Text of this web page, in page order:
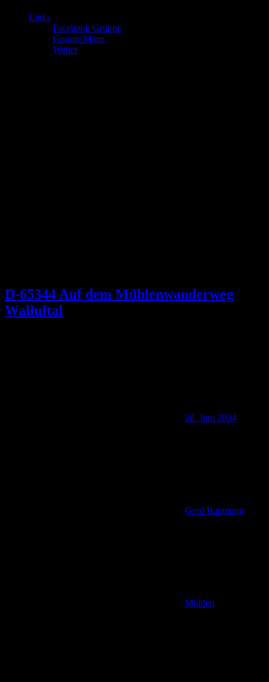
Links
Facebook Gruppe
Google Maps
Wetter
D-65344 Auf dem Mühlenwanderweg
Walluftal
28. Juni 2024
Gerd Baumung
Mühlen